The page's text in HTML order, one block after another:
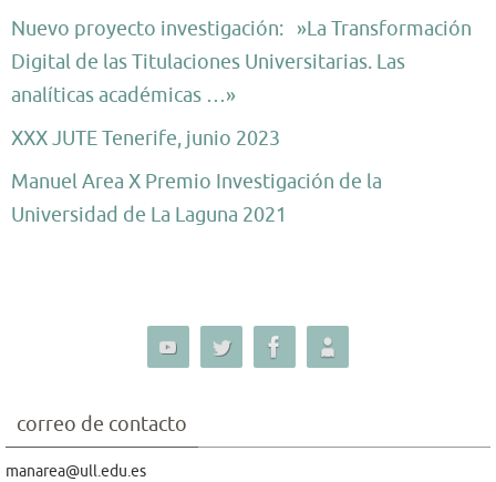
Nuevo proyecto investigación: »La Transformación
Digital de las Titulaciones Universitarias. Las
analíticas académicas …»
XXX JUTE Tenerife, junio 2023
Manuel Area X Premio Investigación de la
Universidad de La Laguna 2021
correo de contacto
manarea@ull.edu.es